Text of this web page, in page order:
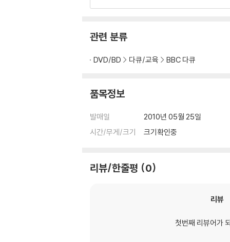
2) 정전기와 먼지로 인해 재생이 원활하지 않은
량의 경우 교환 시에도 동일한 오류가 발생할 수
※ 디스크 외관 불량
다.
관련 사진과 동영상 및 재생 기기 모델명을 첨부
4) 한정판 상품의 변심, 오구매로 인한 반품은
관련 분류
DVD/BD 다큐/교육 BBC 다큐
품목정보
발매일
2010년 05월 25일
시간/무게/크기
크기확인중
리뷰/한줄평 0
리뷰
첫번째 리뷰어가